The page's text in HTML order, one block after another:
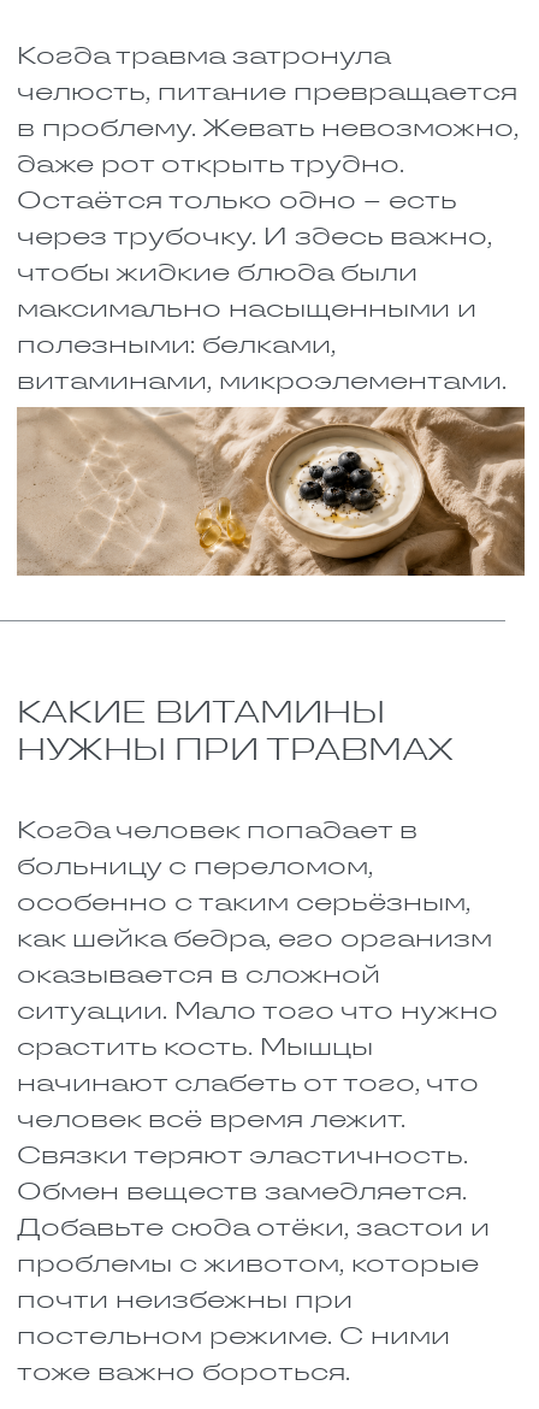
Есть заблуждение, что витамин
С нужен только чтобы не болеть
простудой. На самом деле после
перелома у него другая важная
работа. Он участвует в
белок, из которого состоят
связки, хрящи и частично кости.
будет заживать очень медленно.
Запасти витамин С впрок
нельзя. Он почти не
накапливается в организме.
Поэтому он должен поступать с
едой каждый день. Лучше всего
есть апельсины, киви,
болгарский перец, чёрную
смородину. Хорошо помогает
отвар шиповника. Эти продукты
разрушается.
Железо
доставлять кислород к клеткам.
Без этого восстановление
тканей невозможно. Вторая –
помогать в образовании
коллагена. То есть железо
работает и как транспорт, и как
После травмы потребность в
нём растёт, потому что
организму нужно больше
ресурсов.
Лучше всего железо
усваивается из мяса. Из
красного мяса, печени, рыбы,
яиц. Растительная еда, шпинат,
гречка, фасоль, тоже содержит
железо, но организм хуже его
усваивает. Поэтому мясо
должно быть в рационе
регулярно, хотя бы через день. И
маленький совет: железо лучше